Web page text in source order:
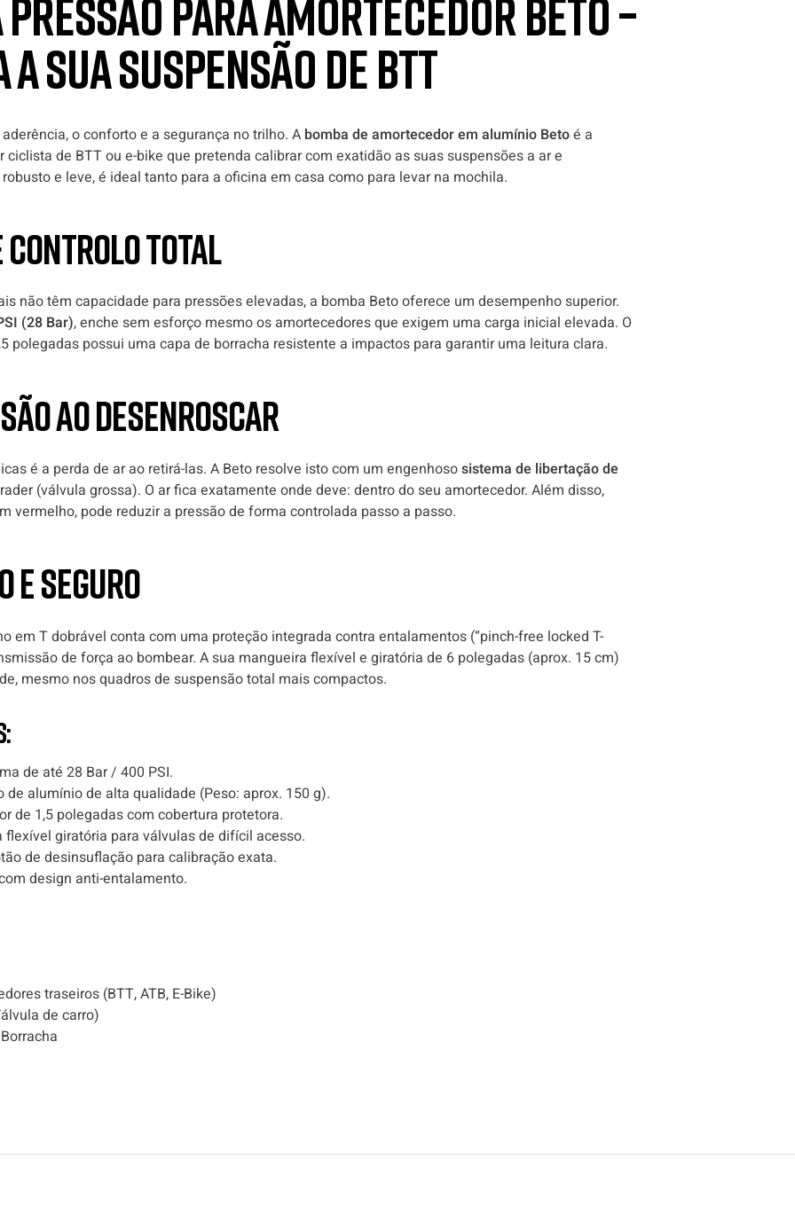
Pressão para Amortecedor Beto –
sua suspensão de BTT
o conforto e a segurança no trilho. A bomba de amortecedor em alumínio Betoé a
de BTT ou e-bike que pretenda calibrar com exatidão as suas suspensões a ar e
e leve, é ideal tanto para a oficina em casa como para levar na mochila.
controlo total
não têm capacidade para pressões elevadas, a bomba Beto oferece um desempenho superior.
(28 Bar), enche sem esforço mesmo os amortecedores que exigem uma carga inicial elevada. O
polegadas possui uma capa de borracha resistente a impactos para garantir uma leitura clara.
ao desenroscar
é a perda de ar ao retirá-las. A Beto resolve isto com um engenhososistema de libertação de
(válvula grossa). O ar fica exatamente onde deve: dentro do seu amortecedor. Além disso,
vermelho, pode reduzir a pressão de forma controlada passo a passo.
e seguro
em T dobrável conta com uma proteção integrada contra entalamentos (“pinch-free locked T-
de força ao bombear. A sua mangueira flexível e giratória de 6 polegadas (aprox. 15 cm)
mesmo nos quadros de suspensão total mais compactos.
de até 28 Bar / 400 PSI.
de alumínio de alta qualidade (Peso: aprox. 150 g).
de 1,5 polegadas com cobertura protetora.
flexível giratória para válvulas de difícil acesso.
de desinsuflação para calibração exata.
design anti-entalamento.
traseiros (BTT, ATB, E-Bike)
de carro)